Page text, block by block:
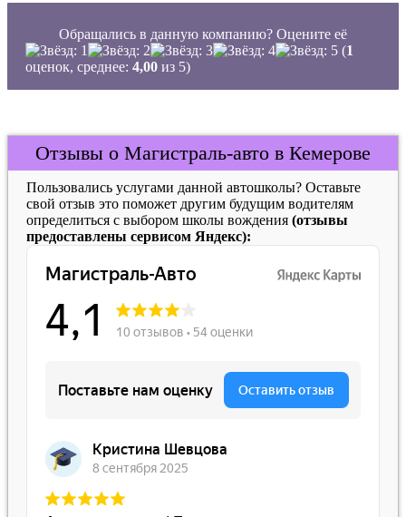
Обращались в данную компанию? Оцените её
(1
оценок, среднее: 4,00 из 5)
Отзывы о Магистраль-авто в Кемерове
Пользовались услугами данной автошколы? Оставьте
свой отзыв это поможет другим будущим водителям
определиться с выбором школы вождения (отзывы
предоставлены сервисом Яндекс):